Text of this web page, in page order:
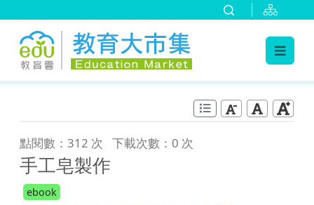
點閱數：312 次 下載次數：0 次
手工皂製作
ebook